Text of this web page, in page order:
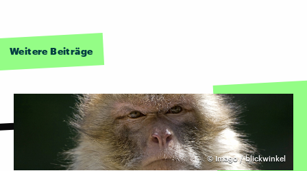
Weitere Beiträge
©Imago / blickwinkel